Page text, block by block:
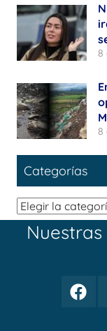
8
8
Categorías
Categorías